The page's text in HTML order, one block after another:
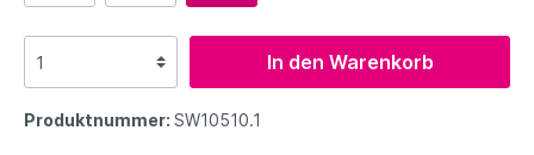
In den Warenkorb
Produktnummer: SW10510.1